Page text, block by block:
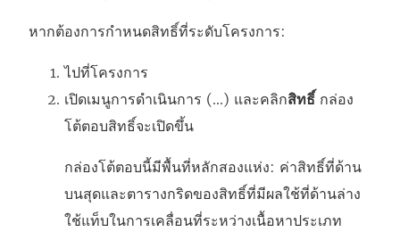
หากต้องการกำหนดสิทธิ์ที่ระดับโครงการ:
ไปที่โครงการ
เปิดเมนูการดำเนินการ (...) และคลิกสิทธิ์ กล่อง
โต้ตอบสิทธิ์จะเปิดขึ้น
กล่องโต้ตอบนี้มีพื้นที่หลักสองแห่ง: ค่าสิทธิ์ที่ด้าน
บนสุดและตารางกริดของสิทธิ์ที่มีผลใช้ที่ด้านล่าง
ใช้แท็บในการเคลื่อนที่ระหว่างเนื้อหาประเภท